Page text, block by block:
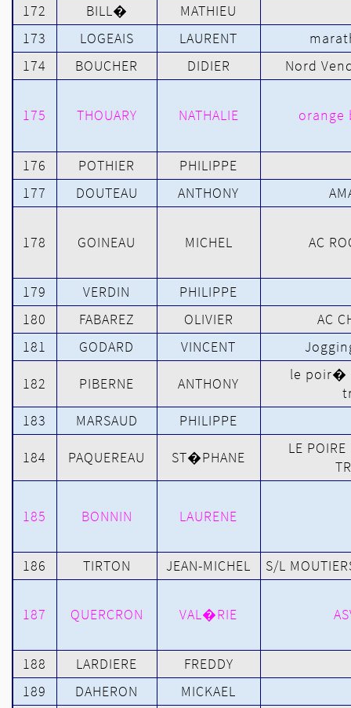
172
BILL�
MATHIEU
173
LOGEAIS LAURENT
174
BOUCHER DIDIER Nord
175 THOUARY NATHALIE orange
176 POTHIER
PHILIPPE
177
DOUTEAU ANTHONY
178 GOINEAU MICHEL AC
179 VERDIN
PHILIPPE
180
FABAREZ OLIVIER
AC
181
GODARD VINCENT
182 PIBERNE ANTHONY
le poir�
183
MARSAUD PHILIPPE
184 PAQUEREAU ST�PHANE
LE POIRE
185 BONNIN LAURENE
186 TIRTON JEAN-MICHEL S/L
187 QUERCRON VAL�RIE
188 LARDIERE
FREDDY
189
DAHERON
MICKAEL